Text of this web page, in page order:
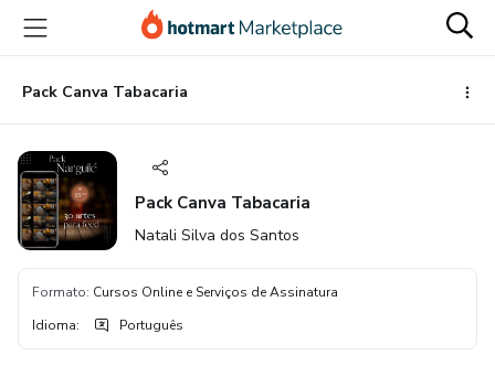
para
conteúdo
principal
para
pagamento
para
rodapé
Pack Canva Tabacaria
Pack Canva Tabacaria
Natali Silva dos Santos
Formato: Cursos Online e Serviços de Assinatura
Idioma: Português